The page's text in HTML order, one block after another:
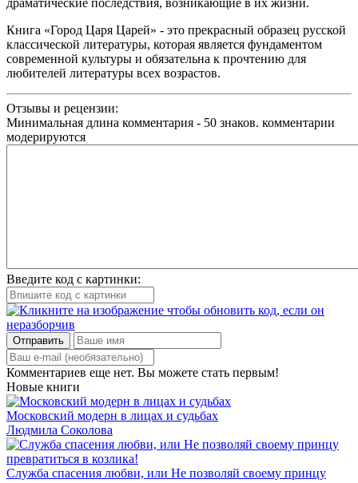
Книга «Город Царя Царей» - это прекрасный образец русской
классической литературы, которая является фундаментом
современной культуры и обязательна к прочтению для
любителей литературы всех возрастов.
Отзывы и рецензии:
Минимальная длина комментария - 50 знаков. комментарии
модерируются
Введите код с картинки:
Отправить
Комментариев еще нет. Вы можете стать первым!
Новые книги
Московский модерн в лицах и судьбах
Людмила Соколова
Служба спасения любви, или Не позволяй своему принцу